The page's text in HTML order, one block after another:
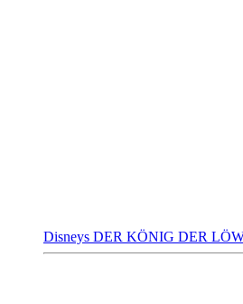
Disneys DER KÖNIG DER